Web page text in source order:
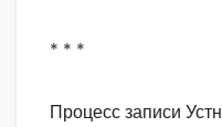
* * *
Процесс записи